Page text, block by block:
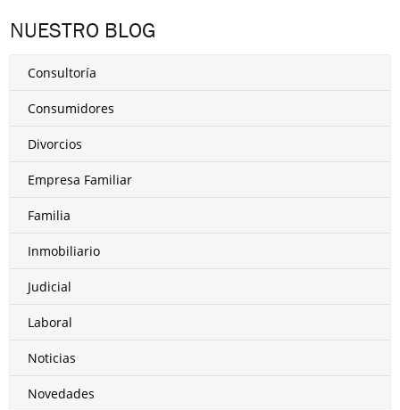
NUESTRO BLOG
Consultoría
Consumidores
Divorcios
Empresa Familiar
Familia
Inmobiliario
Judicial
Laboral
Noticias
Novedades